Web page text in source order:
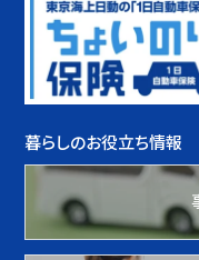
暮らしのお役立ち情報